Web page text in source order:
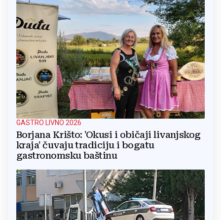
GASTRO LIVNO 2026
Borjana Krišto: 'Okusi i običaji livanjskog
kraja' čuvaju tradiciju i bogatu
gastronomsku baštinu